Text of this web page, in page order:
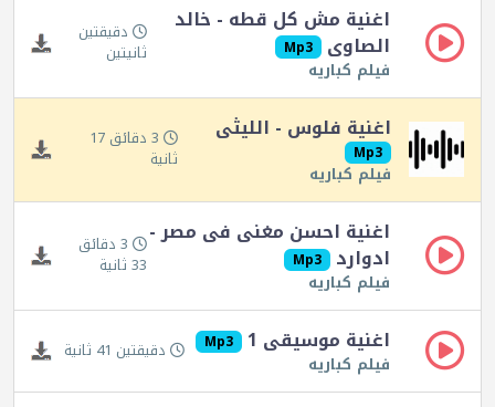
اغنية مش كل قطه - خالد
الصاوى Mp3
فيلم كباريه
دقيقتين
ثانيتين
اغنية فلوس - الليثى
Mp3
فيلم كباريه
3 دقائق 17
ثانية
اغنية احسن مغنى فى مصر -
ادوارد Mp3
فيلم كباريه
3 دقائق
33 ثانية
اغنية موسيقى 1 Mp3
فيلم كباريه دقيقتين 41 ثانية